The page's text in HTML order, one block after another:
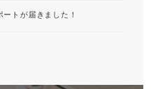
トが届きました！